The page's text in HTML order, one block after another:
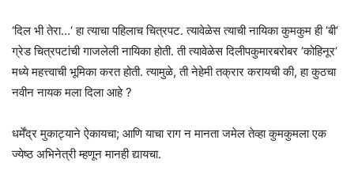
‘दिल भी तेरा…‘ हा त्याचा पहिलाच चित्रपट. त्यावेळेस त्याची नायिका कुमकुम ही ‘बी‘
ग्रेड चित्रपटांची गाजलेली नायिका होती. ती त्यावेळेस दिलीपकुमारबरोबर ‘कोहिनूर‘
मध्ये महत्त्वाची भूमिका करत होती. त्यामुळे, ती नेहेमी तक्रार करायची की, हा कुठचा
नवीन नायक मला दिला आहे ?
धर्मेंद्र मुकाट्याने ऐकायचा; आणि याचा राग न मानता जमेल तेव्हा कुमकुमला एक
ज्येष्ठ अभिनेत्री म्हणून मानही द्यायचा.